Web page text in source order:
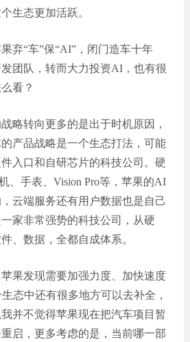
生态更加活跃。
弃“车”保“AI”，闭门造车十年
团队，转而大力投资AI，也有很
看？
略转向更多的是出于时机原因，
产品战略是一个生态打法，可能
入口和自研芯片的科技公司。硬
、手表、Vision Pro等，苹果的AI
云端服务还有用户数据也是自己
家非常强势的科技公司，从硬
、数据，全都自成体系。
果发现需要加强力度、加快速度
态中还有很多地方可以去补全，
并不觉得苹果现在把汽车项目暂
启，更多考虑的是，当前哪一部